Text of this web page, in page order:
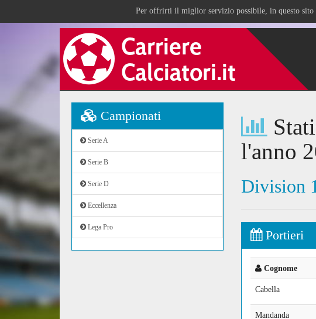
Per offrirti il miglior servizio possibile, in questo
Campionati
Serie A
Serie B
Serie D
Eccellenza
Lega Pro
l'anno
Division
Portieri
Cognome
Cabella
Mandanda